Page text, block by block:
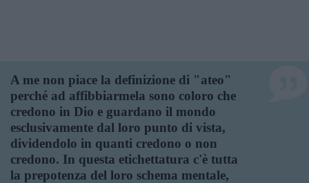
A me non piace la definizione di "ateo"
perché ad affibbiarmela sono coloro che
credono in Dio e guardano il mondo
esclusivamente dal loro punto di vista,
dividendolo in quanti credono o non
credono. In questa etichettatura c'è tutta
la prepotenza del loro schema mentale,